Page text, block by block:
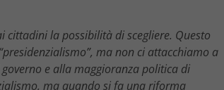
la possibilità di scegliere. Questo
ma non ci attacchiamo a
e alla maggioranza politica di
ma quando si fa una riforma